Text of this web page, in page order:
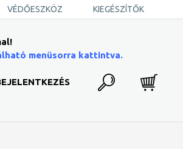
menüsorra kattintva.
VÉDŐESZKÖZ KIEGÉSZÍTŐK